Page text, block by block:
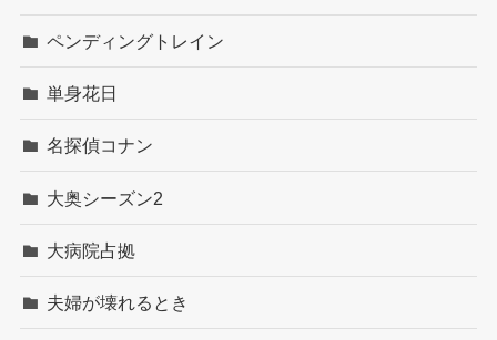
ペンディングトレイン
単身花日
名探偵コナン
大奥シーズン2
大病院占拠
夫婦が壊れるとき